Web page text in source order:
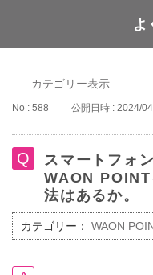
WAON POINT
よ
カテゴリー表示
No : 588 公開日時 : 2024/
スマートフォ
WAON POINT
法はあるか。
カテゴリー： WAON